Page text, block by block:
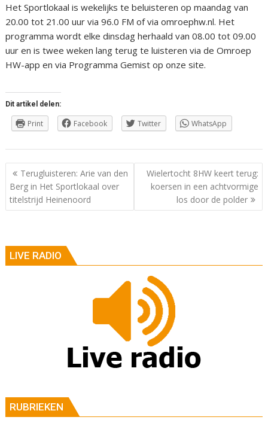
Het Sportlokaal is wekelijks te beluisteren op maandag van
20.00 tot 21.00 uur via 96.0 FM of via omroephw.nl. Het
programma wordt elke dinsdag herhaald van 08.00 tot 09.00
uur en is twee weken lang terug te luisteren via de Omroep
HW-app en via Programma Gemist op onze site.
Dit artikel delen:
Print Facebook Twitter WhatsApp
Berichtnavigatie
Terugluisteren: Arie van den
Berg in Het Sportlokaal over
titelstrijd Heinenoord
Wielertocht 8HW keert terug:
koersen in een achtvormige
los door de polder
LIVE RADIO
RUBRIEKEN